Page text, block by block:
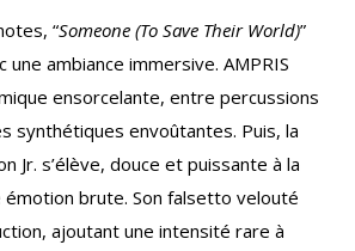
“Someone (To Save Their World)”
une ambiance immersive. AMPRIS
ensorcelante, entre percussions
synthétiques envoûtantes. Puis, la
Jr. s’élève, douce et puissante à la
brute. Son falsetto velouté
ajoutant une intensité rare à